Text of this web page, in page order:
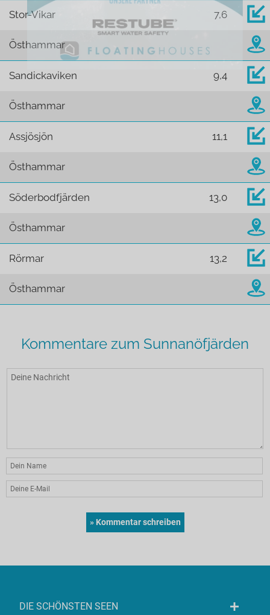
Stor-Vikar 7,6
Östhammar
Sandickaviken 9,4
Östhammar
Assjösjön 11,1
Östhammar
Söderbodfjärden 13,0
Östhammar
Rörmar 13,2
Östhammar
Kommentare zum Sunnanöfjärden
DIE SCHÖNSTEN SEEN